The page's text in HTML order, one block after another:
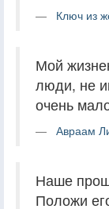
Ключ из
Мой
люди, не
очень
Авраам
Наше
Положи